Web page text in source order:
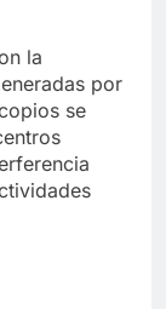
la
por
se